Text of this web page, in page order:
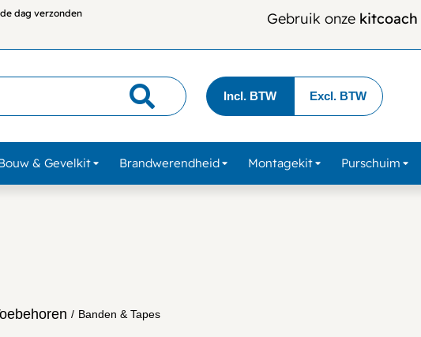
dag verzonden Gebruik onze kitcoach
Incl. BTW Excl. BTW
& Gevelkit Brandwerendheid Montagekit Purschuim
/ Banden & Tapes